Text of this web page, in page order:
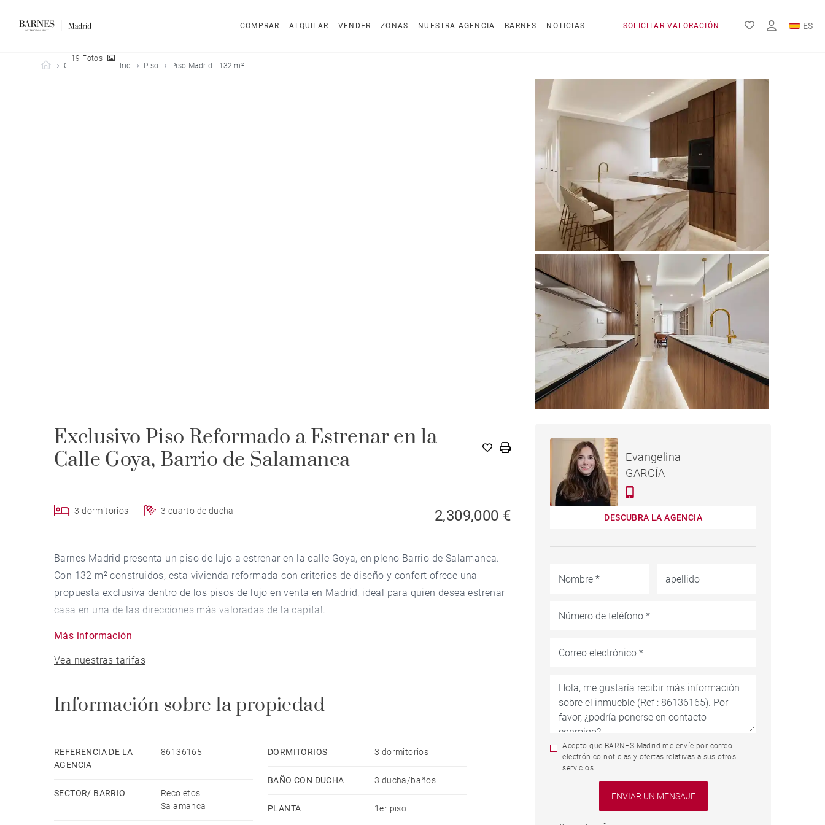
COMPRAR ALQUILAR VENDER ZONAS NUESTRA AGENCIA BARNES NOTICIAS SOLICITAR VALORACIÓN ES
EN
Barnes Madrid
Comprar Madrid Piso Piso Madrid - 132 m²
19 Fotos
Exclusivo Piso Reformado a Estrenar en la
Calle Goya, Barrio de Salamanca
3 dormitorios 3 cuarto de ducha 2,309,000 €
Barnes Madrid presenta un piso de lujo a estrenar en la calle Goya, en pleno Barrio de Salamanca.
Con 132 m² construidos, esta vivienda reformada con criterios de diseño y confort ofrece una
propuesta exclusiva dentro de los pisos de lujo en venta en Madrid, ideal para quien desea estrenar
casa en una de las direcciones más valoradas de la capital.
Ubicado en una primera planta exterior, disfruta de dos balcones a la calle que aportan gran entrada
zona.
cocina, semiabierta y totalmente equipada con electrodomésticos de primeras marcas, equilibra
estética y practicidad. Se entrega amueblado y listo para entrar a vivir, una ventaja para
compradores que buscan una casa de lujo en Madrid sin obras ni esperas.
En prestaciones, cuenta con calefacción central, aire acondicionado y ascensor, garantizando
Más información
Vea nuestras tarifas
Información sobre la propiedad
REFERENCIA DE LA
AGENCIA
86136165
SECTOR/ BARRIO
Recoletos
Salamanca
DORMITORIOS 3 dormitorios
BAÑO CON DUCHA 3 ducha/baños
PLANTA 1er piso
PISO MADRID - 132 M²
Evangelina
GARCÍA
DESCUBRA LA AGENCIA
Acepto que BARNES Madrid me envíe por correo
electrónico noticias y ofertas relativas a sus otros
servicios.